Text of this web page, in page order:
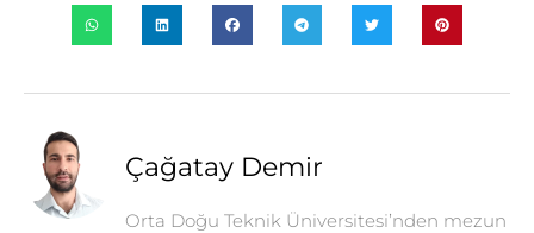
Çağatay Demir
Orta Doğu Teknik Üniversitesi’nden mezun